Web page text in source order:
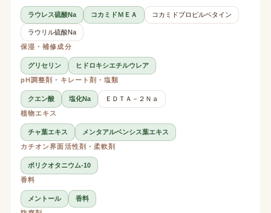
ラウレス硫酸Na コカミドＭＥＡ コカミドプロピルベタイン
ラウリル硫酸Na
保湿・補修成分
グリセリン
ヒドロキシエチルウレア
pH調整剤・キレート剤・塩類
クエン酸 塩化Na
ＥＤＴＡ－２Ｎａ
植物エキス
チャ葉エキス
メンタアルベンシス葉エキス
カチオン界面活性剤・柔軟剤
ポリクオタニウム-10
香料
メントール
香料